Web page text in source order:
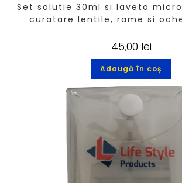
Set solutie 30ml si laveta
curatare lentile, rame si
45,00 lei
Adaugă în coș